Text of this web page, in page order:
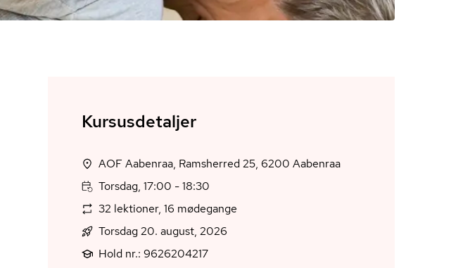
Kursusdetaljer
AOF Aabenraa, Ramsherred 25, 6200 Aabenraa
Torsdag, 17:00 - 18:30
32 lektioner, 16 mødegange
Torsdag 20. august, 2026
Hold nr.: 9626204217